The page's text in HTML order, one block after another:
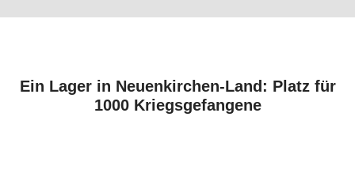
Ein Lager in Neuenkirchen-Land: Platz für
1000 Kriegsgefangene